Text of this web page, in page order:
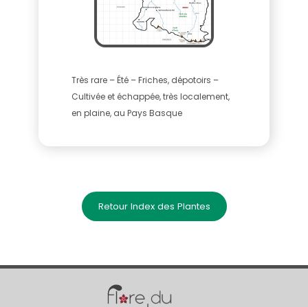
Très rare – Été – Friches, dépotoirs –
Cultivée et échappée, très localement,
en plaine, au Pays Basque
Retour Index des Plantes